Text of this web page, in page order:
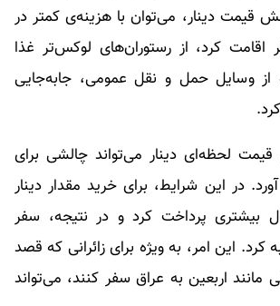
قیمت دینار، می‌توان با هزینه‌ی کمتر در
اقامت کرد، از رستوران‌های لوکس‌تر غذا
از وسایل حمل و نقل عمومی، جابه‌جایی
قیمت لحظه‌ای دینار می‌تواند چالشی برای
در این شرایط، برای خرید مقدار دینار
بیشتری پرداخت کرد و در نتیجه، سفر
کرد. این امر، به‌ ویژه برای زائرانی که قصد
مانند اربعین به عراق سفر کنند، می‌تواند